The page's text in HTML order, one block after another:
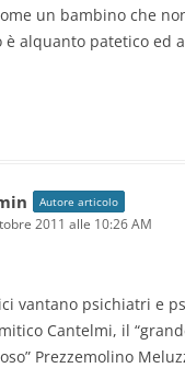
un bambino che
è alquanto patetico ed
Autore articolo
2011 alle 10:26 AM
vantano psichiatri e
Cantelmi, il
Prezzemolino